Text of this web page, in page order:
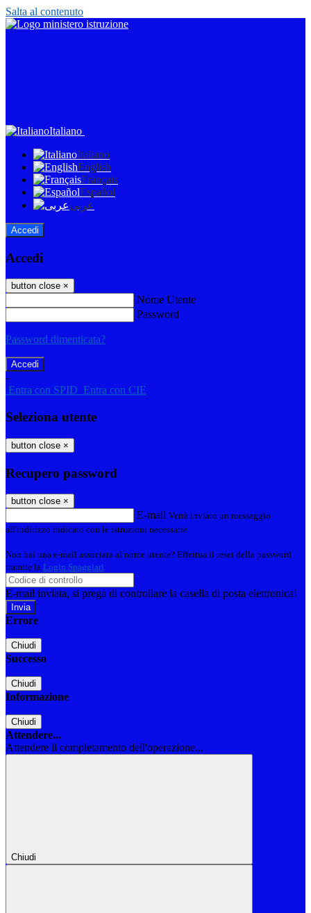
Salta al contenuto
Italiano
Italiano
English
Français
Español
عربى
Accedi
Accedi
button close ×
Nome Utente
Password
Password dimenticata?
-
Entra con SPID Entra con CIE
Seleziona utente
button close ×
Recupero password
button close ×
E-mail Verrà inviato un messaggio
all'indirizzo indicato con le istruzioni necessarie.
Non hai una e-mail associata al nome utente? Effettua il reset della password
tramite la Login Spaggiari
E-mail inviata, si prega di controllare la casella di posta elettronica!
Errore
Chiudi
Successo
Chiudi
Informazione
Chiudi
Attendere...
Attendere il completamento dell'operazione...
Chiudi